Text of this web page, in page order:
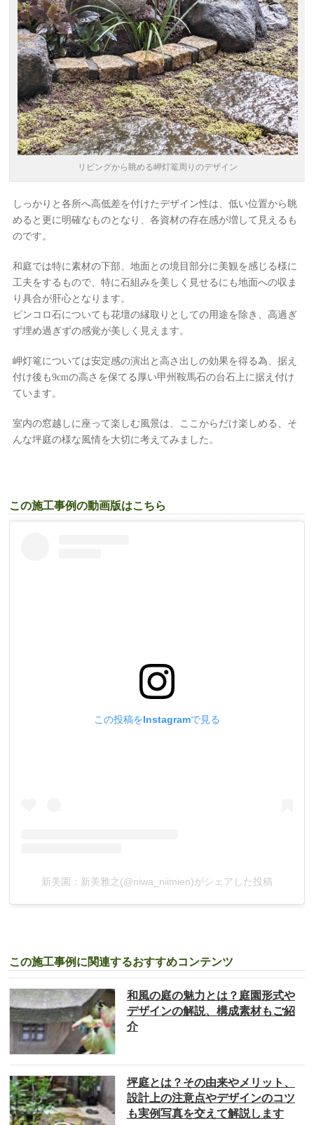
リビングから眺める岬灯篭周りのデザイン
しっかりと各所へ高低差を付けたデザイン性は、低い位置から眺
めると更に明確なものとなり、各資材の存在感が増して見えるも
のです。
和庭では特に素材の下部、地面との境目部分に美観を感じる様に
工夫をするもので、特に石組みを美しく見せるにも地面への収ま
り具合が肝心となります。
ピンコロ石についても花壇の縁取りとしての用途を除き、高過ぎ
ず埋め過ぎずの感覚が美しく見えます。
岬灯篭については安定感の演出と高さ出しの効果を得る為、据え
付け後も9cmの高さを保てる厚い甲州鞍馬石の台石上に据え付け
ています。
室内の窓越しに座って楽しむ風景は、ここからだけ楽しめる、そ
んな坪庭の様な風情を大切に考えてみました。
この施工事例の動画版はこちら
この投稿をInstagramで見る
新美園：新美雅之(@niwa_niimien)がシェアした投稿
この施工事例に関連するおすすめコンテンツ
和風の庭の魅力とは？庭園形式や
デザインの解説、構成素材もご紹
介
坪庭とは？その由来やメリット、
設計上の注意点やデザインのコツ
も実例写真を交えて解説します